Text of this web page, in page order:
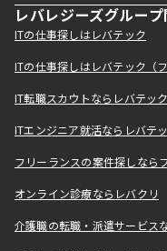
レバレジーズグルー
ITの仕事探しはレバテック
ITの仕事探しはレバテック（
IT転職スカウトならレバテッ
ITエンジニア就活ならレバテ
フリーランスの案件探しなら
オンライン診療ならレバクリ
介護職の転職・派遣サービス